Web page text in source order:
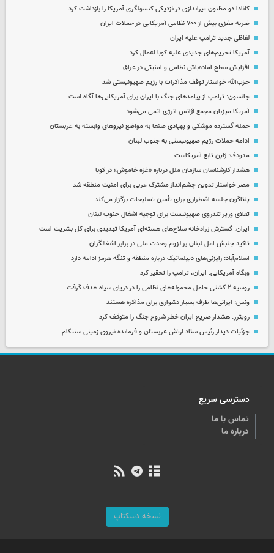
کانادا دو مظنون تیراندازی در نزدیکی کنسولگری آمریکا را بازداشت کرد
ضربه مغزی بیش از ۷۰۰ نظامی آمریکایی در حملات ایران
لفاظی جدید ترامپ علیه ایران
آمریکا تحریم‌های جدیدی علیه کوبا اعمال کرد
افزایش سطح آماده‌باش نظامی و امنیتی در عراق
حزب‌الله خواستار توقف مذاکرات با رژیم صهیونیستی شد
جانسون: ترامپ از پیامدهای جنگ با ایران برای آمریکایی‌ها آگاه است
آمریکا میزبان مجمع آژانس انرژی اتمی می‌شود
حمله گسترده موشکی و پهپادی صنعا به مواضع نیروهای وابسته به عربستان
ادامه حملات رژیم صهیونیستی به جنوب لبنان
مدودف: ژاپن تابع آمریکاست
هشدار کارشناسان سازمان ملل درباره «غزه‌ خاموش» در کوبا
مصر خواستار تدوین چشم‌انداز مشترک عربی برای امنیت منطقه شد
پنتاگون جلسه اضطراری برای تأمین تسلیحات برگزار می‌کند
تقلای وزیر تندروی صهیونیست برای توجیه اشغال جنوب لبنان
ایران: گسترش زرادخانه سلاح‌های هسته‌ای آمریکا تهدیدی برای کل بشریت است
تاکید جنبش امل لبنان بر لزوم وحدت ملی در برابر اشغالگران
اسلام‌آباد: رایزنی‌های دیپلماتیک درباره منطقه و تنگه هرمز ادامه دارد
وبگاه آمریکایی: ایران، ترامپ را تحقیر کرد
روسیه ۲ کشتی حامل محموله‌های نظامی را در دریای سیاه هدف گرفت
ونس: ایرانی‌ها طرف بسیار دشواری برای مذاکره هستند
رویترز: هشدار صریح ایران خطر شروع جنگ را متوقف کرد
جزئیات دیدار رئیس ستاد ارتش عربستان و فرمانده نیروی زمینی سنتکام
دسترسی سریع
تماس با ما
درباره ما
نسخه دسکتاپ